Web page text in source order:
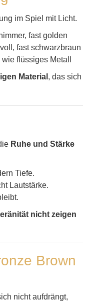
im Spiel mit Licht.
fast golden
fast schwarzbraun
flüssiges Metall
Material , das sich
Ruhe und Stärke
Tiefe.
Lautstärke.
nicht zeigen
Brown
nicht aufdrängt,